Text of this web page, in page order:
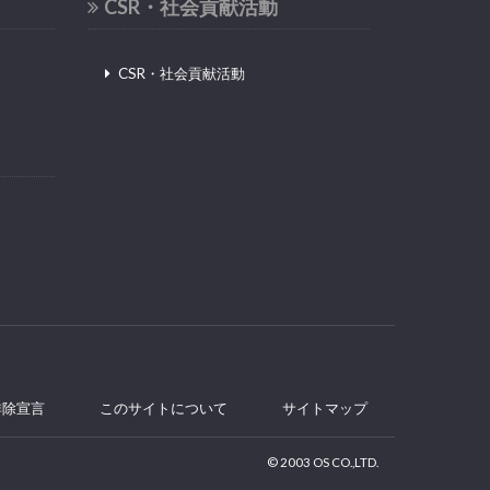
CSR・社会貢献活動
CSR・社会貢献活動
宣言 このサイトについて サイトマップ
© 2003 OS CO.,LTD.